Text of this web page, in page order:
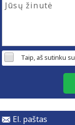
Taip, aš sutinku su
El. paštas